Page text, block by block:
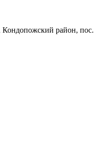
Кондопожский район, пос.